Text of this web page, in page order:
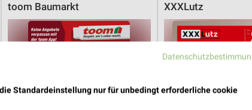
toom Baumarkt XXXLutz
Standardeinstellung nur für unbedingt erforderliche cookie